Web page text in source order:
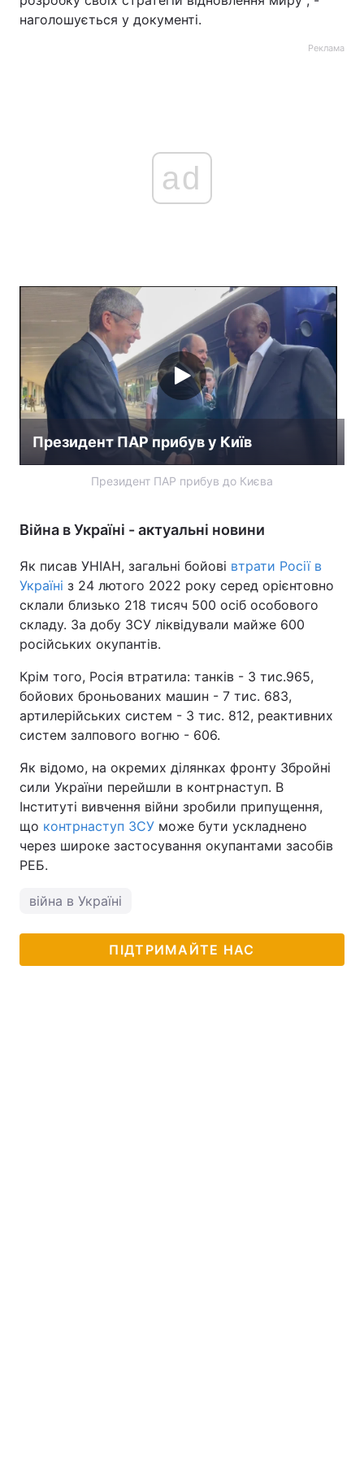
наголошується у документі.
Реклама
ad
Президент ПАР прибув у Київ
Президент ПАР прибув до Києва
Війна в Україні - актуальні новини
Як писав УНІАН, загальні бойові втрати Росії в
Україні з 24 лютого 2022 року серед орієнтовно
склали близько 218 тисяч 500 осіб особового
складу. За добу ЗСУ ліквідували майже 600
російських окупантів.
Крім того, Росія втратила: танків - 3 тис.965,
бойових броньованих машин - 7 тис. 683,
артилерійських систем - 3 тис. 812, реактивних
систем залпового вогню - 606.
Як відомо, на окремих ділянках фронту Збройні
сили України перейшли в контрнаступ. В
Інституті вивчення війни зробили припущення,
що контрнаступ ЗСУ може бути ускладнено
через широке застосування окупантами засобів
РЕБ.
війна в Україні
ПІДТРИМАЙТЕ НАС